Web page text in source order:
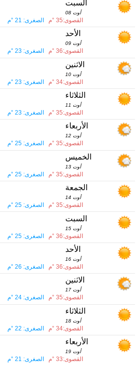
السبت
08 أوت
القصوى:35 °م الصغرى: 21 °م
الأحد
09 أوت
القصوى:36 °م الصغرى: 23 °م
الاثنين
10 أوت
القصوى:34 °م الصغرى: 23 °م
الثلاثاء
11 أوت
القصوى:35 °م الصغرى: 23 °م
الأربعاء
12 أوت
القصوى:35 °م الصغرى: 25 °م
الخميس
13 أوت
القصوى:35 °م الصغرى: 25 °م
الجمعة
14 أوت
القصوى:35 °م الصغرى: 25 °م
السبت
15 أوت
القصوى:36 °م الصغرى: 25 °م
الأحد
16 أوت
القصوى:36 °م الصغرى: 26 °م
الاثنين
17 أوت
القصوى:35 °م الصغرى: 24 °م
الثلاثاء
18 أوت
القصوى:34 °م الصغرى: 22 °م
الأربعاء
19 أوت
القصوى:33 °م الصغرى: 21 °م